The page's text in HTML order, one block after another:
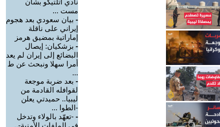
نادي أتلتيكو بشأن
مست ...
- بيان سعودي بعد هجوم
إيراني على ناقلة
إماراتية بمضيق هرمز
- بزشكيان: إيصال
البضائع إلى إيران لم يعد
أمرا سهلا ونبحث عن ط
...
- بعد ضربة موجعة
لقوافله القادمة من
ليبيا.. حميدتي يعلن
-الطوا ...
- -تعهّد بالولاء وتدخل
في الملفات الأمنية-..